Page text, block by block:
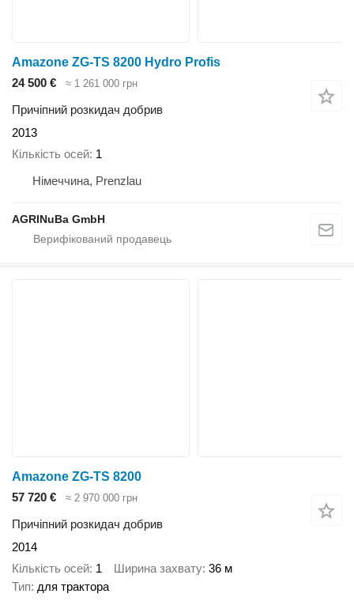
Amazone ZG-TS 8200 Hydro Profis
24 500 €
≈ 1 261 000 грн
Причіпний розкидач добрив
2013
Кількість осей 1
Німеччина, Prenzlau
AGRINuBa GmbH
Amazone ZG-TS 8200
57 720 €
≈ 2 970 000 грн
Причіпний розкидач добрив
2014
Кількість осей 1 Ширина захвату 36 м
Тип для трактора